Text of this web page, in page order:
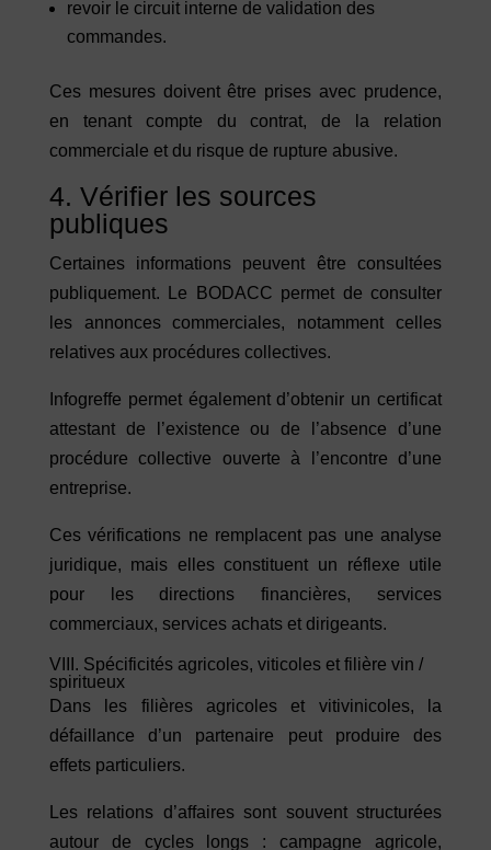
revoir le circuit interne de validation des
commandes.
Ces mesures doivent être prises avec prudence,
en tenant compte du contrat, de la relation
commerciale et du risque de rupture abusive.
4. Vérifier les sources
publiques
Certaines informations peuvent être consultées
publiquement. Le BODACC permet de consulter
les annonces commerciales, notamment celles
relatives aux procédures collectives.
Infogreffe permet également d’obtenir un certificat
attestant de l’existence ou de l’absence d’une
procédure collective ouverte à l’encontre d’une
entreprise.
Ces vérifications ne remplacent pas une analyse
juridique, mais elles constituent un réflexe utile
pour les directions financières, services
commerciaux, services achats et dirigeants.
VIII. Spécificités agricoles, viticoles et filière vin /
spiritueux
Dans les filières agricoles et vitivinicoles, la
défaillance d’un partenaire peut produire des
effets particuliers.
Les relations d’affaires sont souvent structurées
autour de cycles longs : campagne agricole,